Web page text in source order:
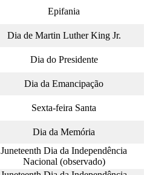
Epifania
Dia de Martin Luther King Jr.
Dia do Presidente
Dia da Emancipação
Sexta-feira Santa
Dia da Memória
Juneteenth Dia da Independência
Nacional (observado)